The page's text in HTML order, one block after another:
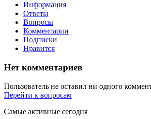
Информация
Ответы
Вопросы
Комментарии
Подписки
Нравится
Нет комментариев
Пользователь не оставил ни одного
Перейти к вопросам
Самые активные сегодня